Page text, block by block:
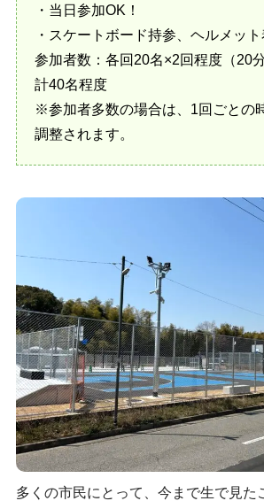
・当日参加OK！
・スケートボード持参、ヘルメット
参加者数：各回20名×2回程度（20
計40名程度
※参加者多数の場合は、1回ごとの
調整されます。
多くの市民にとって、今まで生で見た